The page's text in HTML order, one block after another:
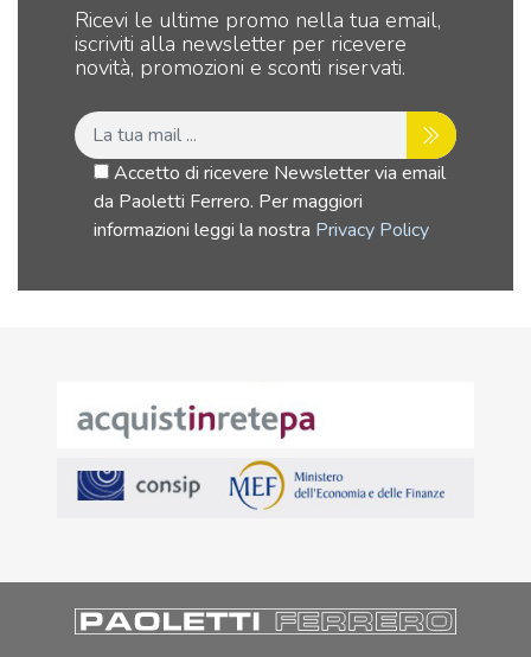
Ricevi le ultime promo nella tua email,
iscriviti alla newsletter per ricevere
novità, promozioni e sconti riservati.
Accetto di ricevere Newsletter via email
da Paoletti Ferrero. Per maggiori
informazioni leggi la nostra Privacy Policy